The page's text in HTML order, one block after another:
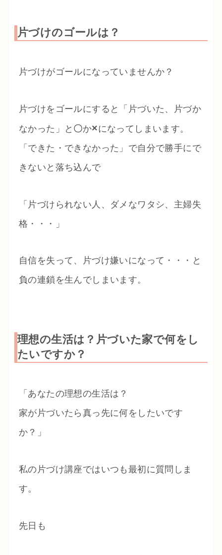
片づけのゴールは？
片づけがゴールになっていませんか？
片づけをゴールにすると「片づいた、片づか
なかった」と 〇か×になってしまいます。
「できた・できなかった」で自分で勝手にで
きないと落ち込んで
「片づけられない人、ダメなワタシ、主婦失
格・・・」
自信を失って、片づけ嫌いになって・・・と
負の連鎖を生んでしまいます。
理想の生活は？片づいた家で何をし
たいですか？
「あなたの理想の生活は？
家が片づいたら真っ先に何をしたいです
か？」
私の片づけ講座ではいつも最初に質問しま
す。
先日も